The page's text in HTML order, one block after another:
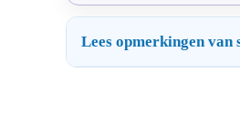
Lees opmerkingen van